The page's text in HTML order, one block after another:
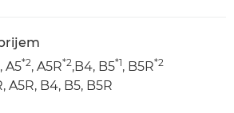
A5*2, A5R*2,B4, B5*1, B5R*2
A5R, B4, B5, B5R